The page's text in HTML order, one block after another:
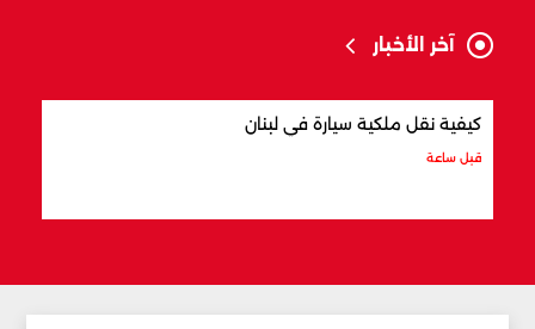
آخر الأخبار
كيفية نقل ملكية سيارة في لبنان
قبل ساعة